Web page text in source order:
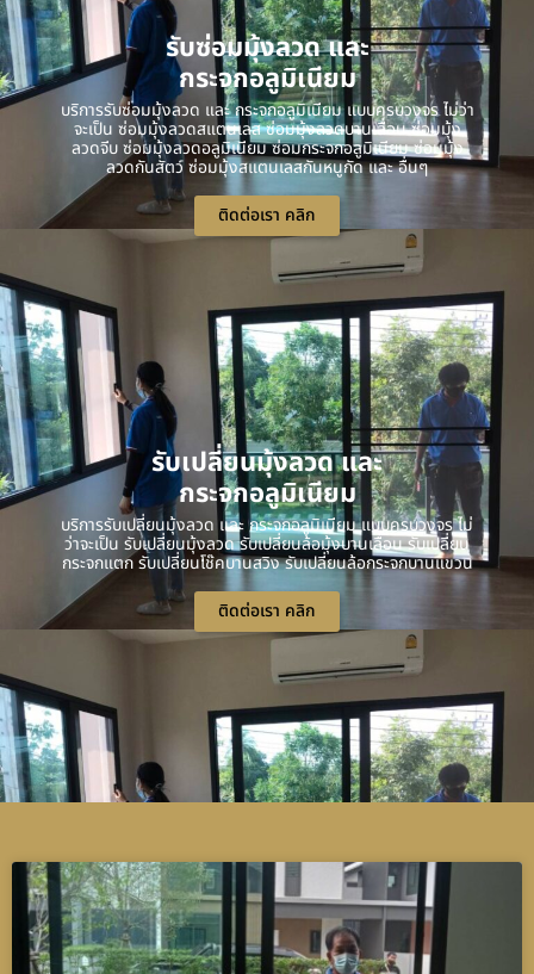
รับซ่อมมุ้งลวด และ
กระจกอลูมิเนียม
บริการรับซ่อมมุ้งลวด และ กระจกอลูมิเนียม แบบครบวงจร ไม่ว่า
จะเป็น ซ่อมมุ้งลวดสแตนเลส ซ่อมมุ้งลวดบานเลื่อน ซ่อมมุ้ง
ลวดจีบ ซ่อมมุ้งลวดอลูมิเนียม ซ่อมกระจกอลูมิเนียม ซ่อมมุ้ง
ลวดกันสัตว์ ซ่อมมุ้งสแตนเลสกันหนูกัด และ อื่นๆ
ติดต่อเรา คลิก
รับเปลี่ยนมุ้งลวด และ
กระจกอลูมิเนียม
บริการรับเปลี่ยนมุ้งลวด และ กระจกอลูมิเนียม แบบครบวงจร ไม่
ว่าจะเป็น รับเปลี่ยนมุ้งลวด รับเปลี่ยนล้อมุ้งบานเลื่อน รับเปลี่ยน
กระจกแตก รับเปลี่ยนโช๊คบานสวิง รับเปลี่ยนล้อกระจกบานแขวน
ติดต่อเรา คลิก